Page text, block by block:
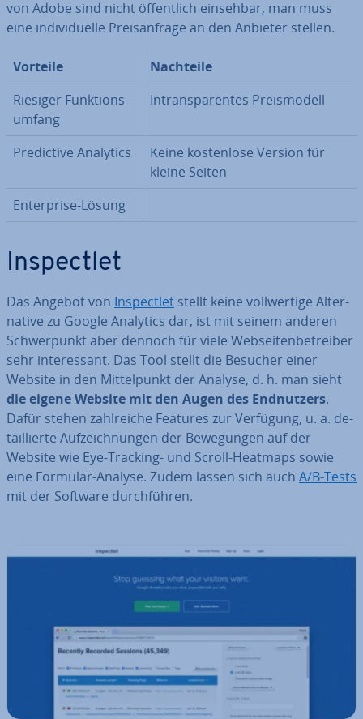
von Adobe sind nicht öf­fent­lich einsehbar, man muss
eine in­di­vi­du­el­le Preis­an­fra­ge an den Anbieter stellen.
Vorteile
Nachteile
Riesiger Funk­ti­ons­
um­fang
In­trans­pa­ren­tes Preis­mo­dell
Pre­dic­ti­ve Analytics
Keine kos­ten­lo­se Version für
kleine Seiten
En­ter­pri­se-Lösung
In­spect­let
Das Angebot von In­spect­let stellt keine voll­wer­ti­ge Al­ter­
na­ti­ve zu Google Analytics dar, ist mit seinem anderen
Schwer­punkt aber dennoch für viele Web­sei­ten­be­trei­ber
sehr in­ter­es­sant. Das Tool stellt die Besucher einer
Website in den Mit­tel­punkt der Analyse, d. h. man sieht
die eigene Website mit den Augen des End­nut­zers.
Dafür stehen zahl­rei­che Features zur Verfügung, u. a. de­
tail­lier­te Auf­zeich­nun­gen der Be­we­gun­gen auf der
Website wie Eye-Tracking- und Scroll-Heatmaps sowie
eine Formular-Analyse. Zudem lassen sich auch A/B-Tests
mit der Software durch­füh­ren.